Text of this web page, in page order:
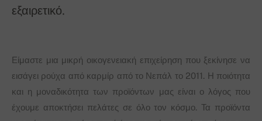
εξαιρετικό.
Είμαστε μια μικρή οικογενειακή επιχείρηση που ξεκίνησε να
εισάγει ρούχα από καρμίρ από το Νεπάλ το 2011. Η ποιότητα
και η μοναδικότητα των προϊόντων μας είναι ο λόγος που
έχουμε αποκτήσει πελάτες σε όλο τον κόσμο. Τα προϊόντα